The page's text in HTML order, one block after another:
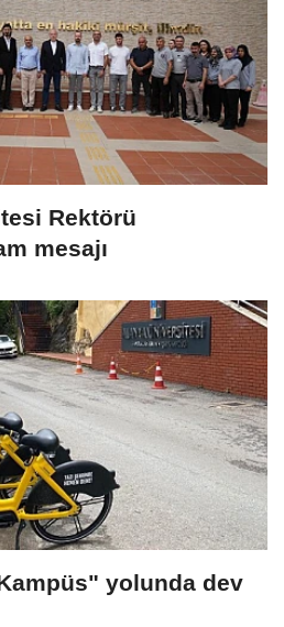
Rektörü
mesajı
yolunda dev